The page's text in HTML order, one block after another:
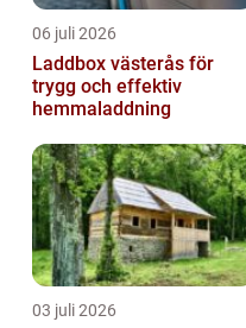
06 juli 2026
Laddbox västerås för
trygg och effektiv
hemmaladdning
03 juli 2026